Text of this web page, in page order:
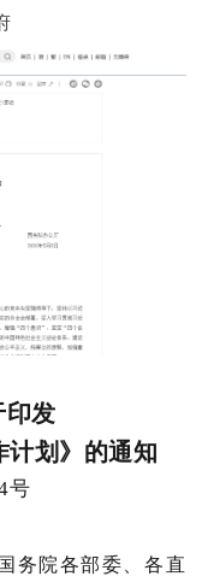
发
计划》的通知
号
务院各部委、各直